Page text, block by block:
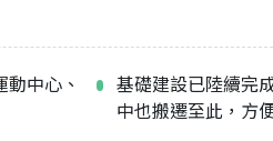
中心、
基礎建設已陸續完
中也搬遷至此，方